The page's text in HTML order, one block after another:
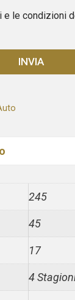
e le condizioni
INVIA
245
45
17
4